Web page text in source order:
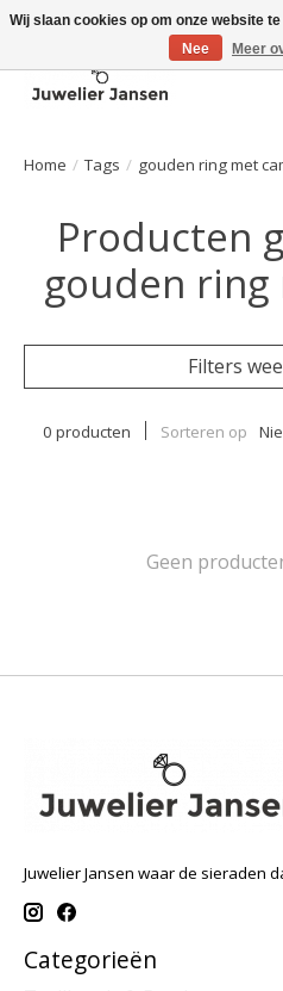
Home / Tags / gouden ring met
Producten
gouden ring
Filters
0 producten Sorteren op
Geen
Juwelier Jansen waar de sieraden
Categorieën
Wij slaan cookies op om onze website
Nee
Meer